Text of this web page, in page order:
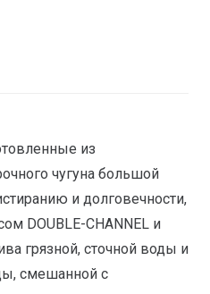
из
чугуна большой
и долговечности,
DOUBLE-CHANNEL и
грязной, сточной воды и
смешанной с